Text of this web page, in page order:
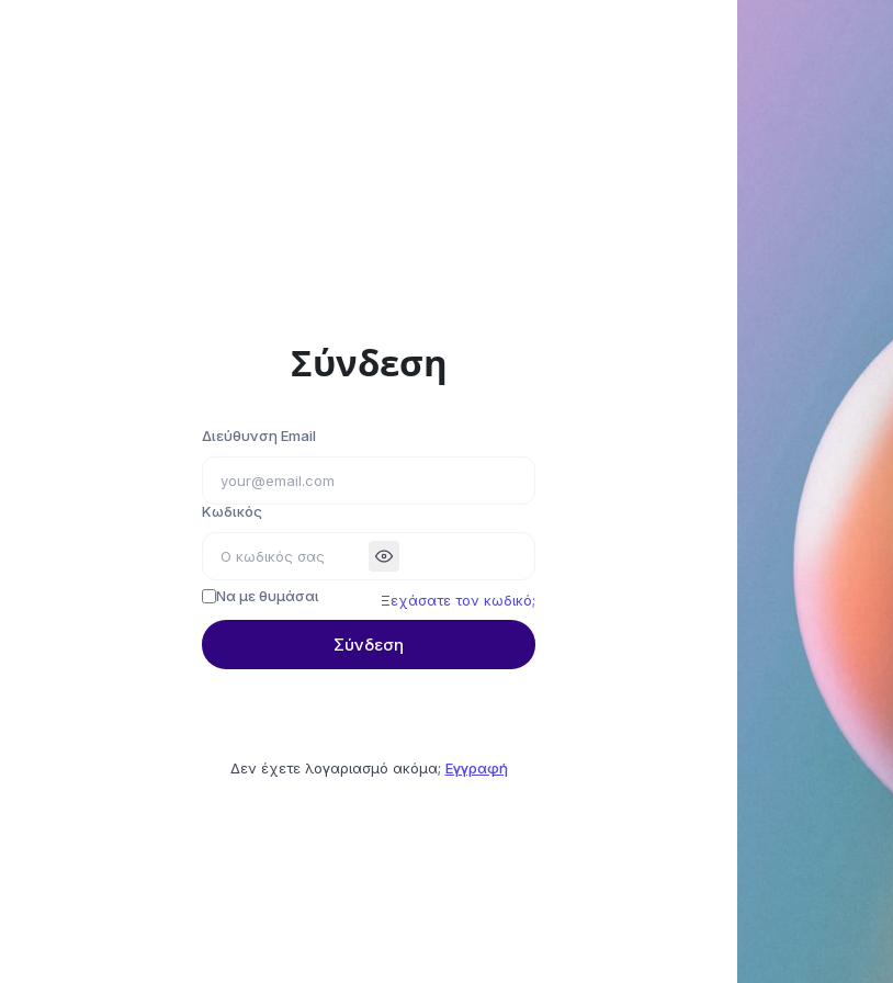
Σύνδεση
Διεύθυνση Email
Κωδικός
Να με θυμάσαι Ξεχάσατε τον κωδικό;
Σύνδεση
Δεν έχετε λογαριασμό ακόμα; Εγγραφή